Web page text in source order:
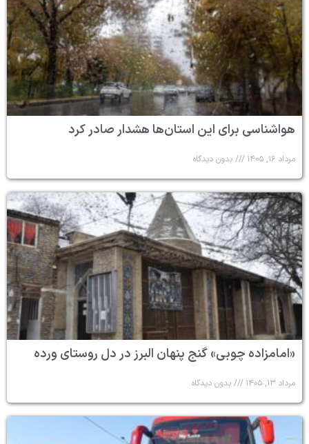
هواشناسی برای این استان‌ها هشدار صادر کرد
مرداد ۱۶, ۱۴۰۵ بدون دیدگاه
«امامزاده چوبی» گنج پنهان البرز در دل روستای ورده
مرداد ۱۳, ۱۴۰۵ بدون دیدگاه